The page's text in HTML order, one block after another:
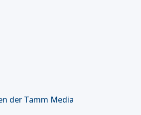
der Tamm Media